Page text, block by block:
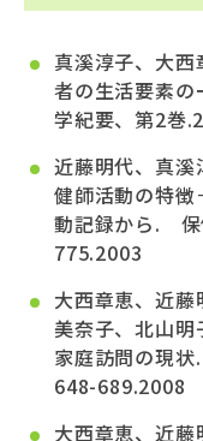
真溪淳子、大
者の生活要素
学紀要、第2巻
近藤明代、真
健師活動の特
動記録から. 保
775.2003
大西章恵、近
美奈子、北山
家庭訪問の現
648-689.2008
大西章恵、近